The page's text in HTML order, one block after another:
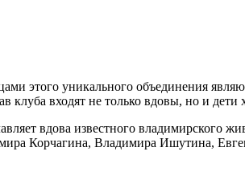
этого уникального объединения
клуба входят не только вдовы, но и дети
вдова известного
Корчагина, Владимира Ишутина,